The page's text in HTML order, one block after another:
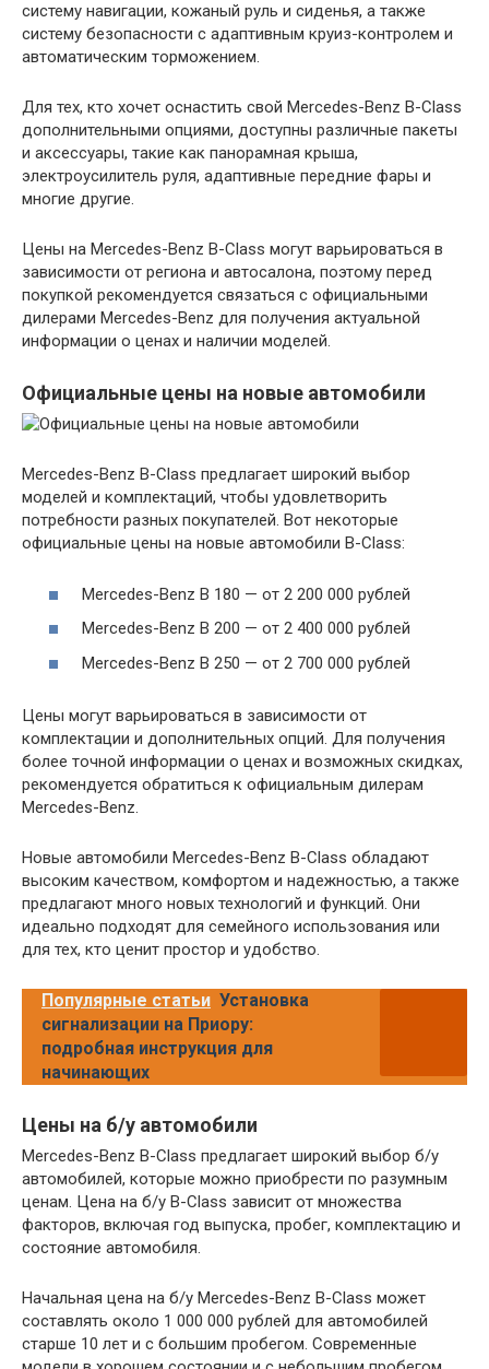
систему навигации, кожаный руль и сиденья, а также
систему безопасности с адаптивным круиз-контролем и
автоматическим торможением.
Для тех, кто хочет оснастить свой Mercedes-Benz B-Class
дополнительными опциями, доступны различные пакеты
и аксессуары, такие как панорамная крыша,
электроусилитель руля, адаптивные передние фары и
многие другие.
Цены на Mercedes-Benz B-Class могут варьироваться в
зависимости от региона и автосалона, поэтому перед
покупкой рекомендуется связаться с официальными
дилерами Mercedes-Benz для получения актуальной
информации о ценах и наличии моделей.
Официальные цены на новые автомобили
Mercedes-Benz B-Class предлагает широкий выбор
моделей и комплектаций, чтобы удовлетворить
потребности разных покупателей. Вот некоторые
официальные цены на новые автомобили B-Class:
Mercedes-Benz B 180 — от 2 200 000 рублей
Mercedes-Benz B 200 — от 2 400 000 рублей
Mercedes-Benz B 250 — от 2 700 000 рублей
Цены могут варьироваться в зависимости от
комплектации и дополнительных опций. Для получения
более точной информации о ценах и возможных скидках,
рекомендуется обратиться к официальным дилерам
Mercedes-Benz.
Новые автомобили Mercedes-Benz B-Class обладают
высоким качеством, комфортом и надежностью, а также
предлагают много новых технологий и функций. Они
идеально подходят для семейного использования или
для тех, кто ценит простор и удобство.
Популярные статьи Установка
сигнализации на Приору:
подробная инструкция для
начинающих
Цены на б/у автомобили
Mercedes-Benz B-Class предлагает широкий выбор б/у
автомобилей, которые можно приобрести по разумным
ценам. Цена на б/у B-Class зависит от множества
факторов, включая год выпуска, пробег, комплектацию и
состояние автомобиля.
Начальная цена на б/у Mercedes-Benz B-Class может
составлять около 1 000 000 рублей для автомобилей
старше 10 лет и с большим пробегом. Современные